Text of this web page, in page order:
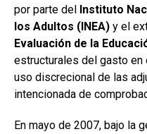
por parte del Instituto
los Adultos (INEA) y el
Evaluación de la
estructurales del gasto en
uso discrecional de las
intencionada de
En mayo de 2007, bajo la